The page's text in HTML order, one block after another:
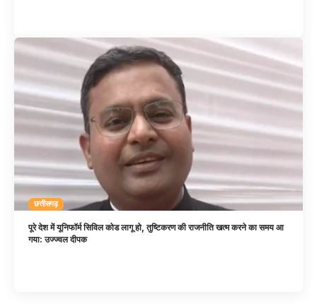
छत्तीसगढ़
पूरे देश में यूनिफॉर्म सिविल कोड लागू हो, तुष्टिकरण की राजनीति खत्म करने का समय आ
गया: उज्ज्वल दीपक